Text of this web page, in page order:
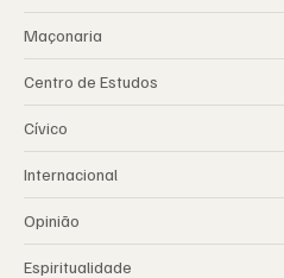
Maçonaria
Centro de Estudos
Cívico
Internacional
Opinião
Espiritualidade